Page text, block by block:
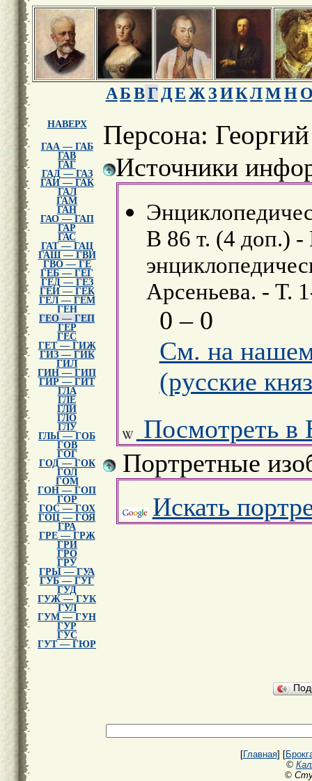
АБВГ ДЕ Ж ЗИКЛМН
НАВЕРХ
ГАА — ГАБ
ГАВ
ГАГ
ГАД — ГАЗ
ГАИ — ГАК
ГАЛ
ГАМ
ГАН
ГАО — ГАП
ГАР
ГАС
ГАТ — ГАЦ
ГАШ — ГВИ
ГВО — ГЕ
ГЕБ — ГЕГ
ГЕД — ГЕЗ
ГЕИ — ГЕК
ГЕЛ — ГЕМ
ГЕН
ГЕО — ГЕП
ГЕР
ГЕС
ГЕТ — ГИЖ
ГИЗ — ГИК
ГИЛ
ГИН — ГИП
ГИР — ГИТ
ГЛА
ГЛЕ
ГЛИ
ГЛО
ГЛУ
ГЛЫ — ГОБ
ГОВ
ГОГ
ГОД — ГОК
ГОЛ
ГОМ
ГОН — ГОП
ГОР
ГОС — ГОХ
ГОЦ — ГОЯ
ГРА
ГРЕ — ГРЖ
ГРИ
ГРО
ГРУ
ГРЫ — ГУА
ГУБ — ГУГ
ГУД
ГУЖ — ГУК
ГУЛ
ГУМ — ГУН
ГУР
ГУС
ГУТ — ГЮР
Персона:
Источники
В 86 т. (4 доп.)
Арсеньева. - Т.
0 – 0
См. на нашем
(русские
Посмотреть в
Портретные
Искать
[Главная] [
©
©